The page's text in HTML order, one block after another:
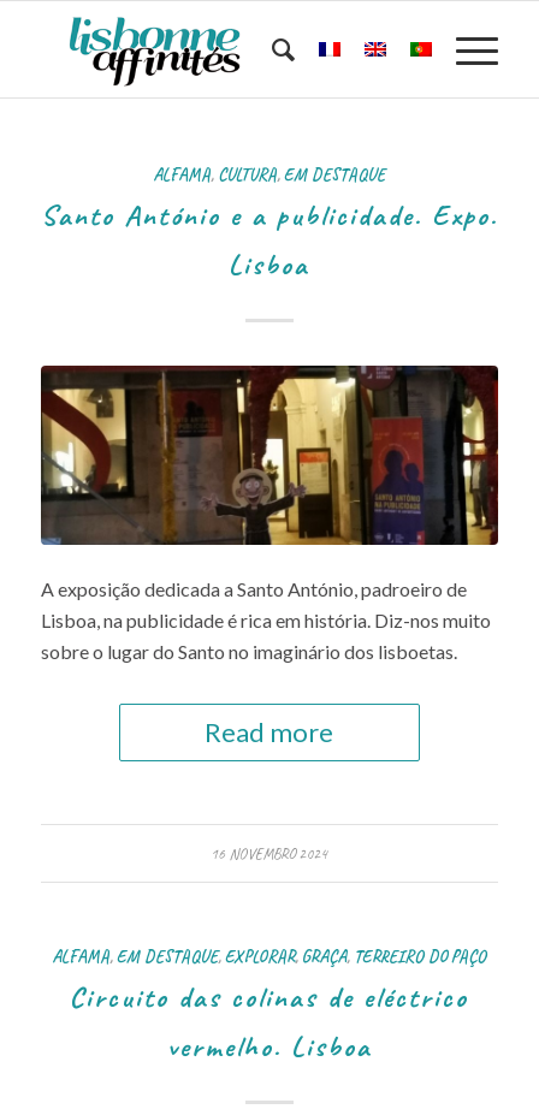
ALFAMA, CULTURA,EM DESTAQUE
Santo António e a publicidade. Expo.
Lisboa
A exposição dedicada a Santo António, padroeiro de
Lisboa, na publicidade é rica em história. Diz-nos muito
sobre o lugar do Santo no imaginário dos lisboetas.
Read more
16 NOVEMBRO 2024
ALFAMA,EM DESTAQUE,EXPLORAR, GRAÇA, TERREIRO DO PAÇO
Circuito das colinas de eléctrico
vermelho. Lisboa